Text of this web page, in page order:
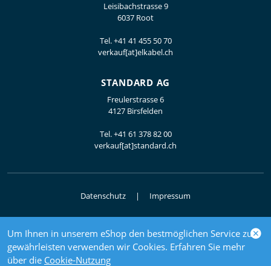
Um Ihnen in unserem eShop den bestmöglichen Service zu
gewährleisten verwenden wir Cookies. Erfahren Sie mehr
über die Cookie-Nutzung
Leisibachstrasse 9
6037 Root
Tel.+41 41 455 50 70
verkauf[at]elkabel.ch
STANDARD AG
Freulerstrasse 6
4127 Birsfelden
Tel.+41 61 378 82 00
verkauf[at]standard.ch
Datenschutz Impressum
© 2026 Elektrogrosshandel
powered by polynorm